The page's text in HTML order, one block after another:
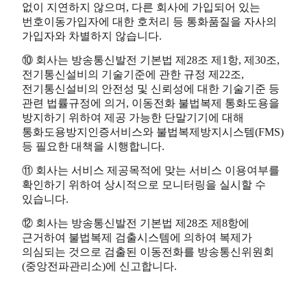
없이 지연하지 않으며, 다른 회사에 가입되어 있는
번호이동가입자에 대한 호처리 등 통화품질을 자사의
가입자와 차별하지 않습니다.
⑩ 회사는 방송통신발전 기본법 제28조 제1항, 제30조,
전기통신설비의 기술기준에 관한 규정 제22조,
전기통신설비의 안전성 및 신뢰성에 대한 기술기준 등
관련 법률규정에 의거, 이동전화 불법복제 통화도용을
방지하기 위하여 제공 가능한 단말기기에 대해
통화도용방지인증서비스와 불법복제방지시스템(FMS)
등 필요한 대책을 시행합니다.
⑪ 회사는 서비스 제공목적에 맞는 서비스 이용여부를
확인하기 위하여 상시적으로 모니터링을 실시할 수
있습니다.
⑫ 회사는 방송통신발전 기본법 제28조 제8항에
근거하여 불법복제 검출시스템에 의하여 복제가
의심되는 것으로 검출된 이동전화를 방송통신위원회
(중앙전파관리소)에 신고합니다.